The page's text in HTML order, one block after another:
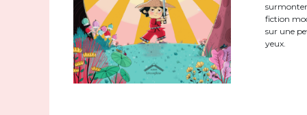
fiction
sur une
yeux.